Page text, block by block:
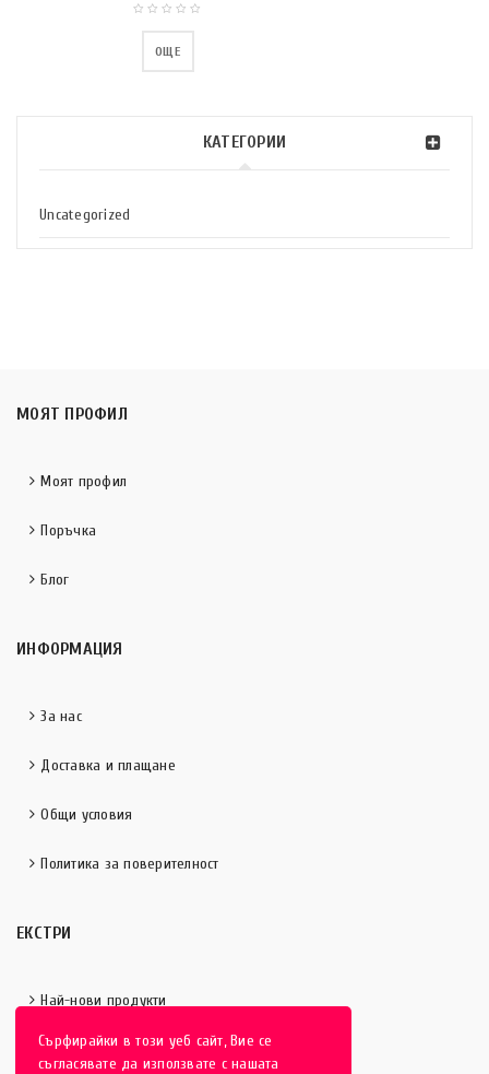
Сърфирайки в този уеб сайт, Вие се
съгласявате да използвате с нашата
КАТЕГОРИИ
Uncategorized
ОЩЕ
МОЯТ ПРОФИЛ
Моят профил
Поръчка
Блог
ИНФОРМАЦИЯ
За нас
Доставка и плащане
Общи условия
Политика за поверителност
ЕКСТРИ
Най-нови продукти
Отличени продукти